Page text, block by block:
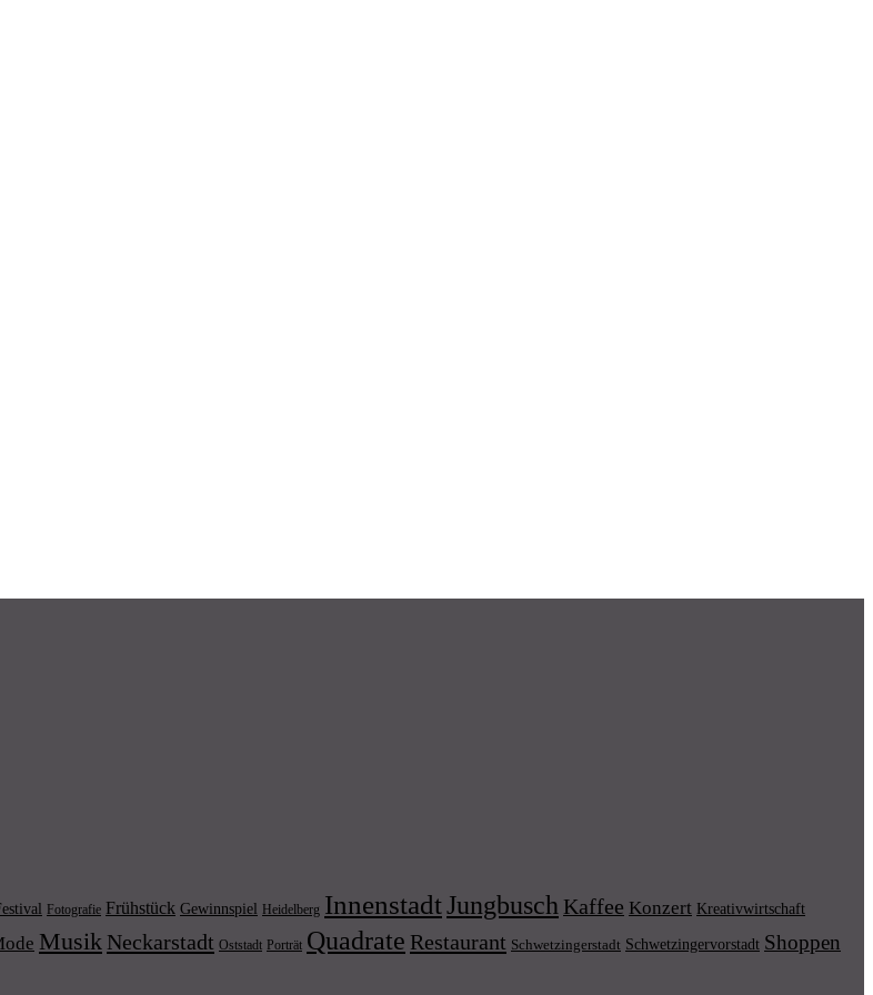
Fotografie Frühstück Gewinnspiel Heidelberg InnenstadtJungbusch Kaffee Konzert Kreativwirtschaft
Musik Neckarstadt Oststadt Porträt Quadrate Restaurant Schwetzingerstadt Schwetzingervorstadt Shoppen